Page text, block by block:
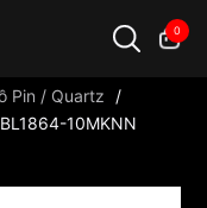
0
Pin / Quartz
/
10MKNN